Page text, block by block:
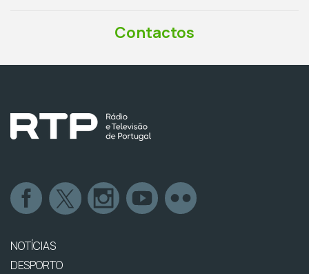
Contactos
NOTÍCIAS
DESPORTO